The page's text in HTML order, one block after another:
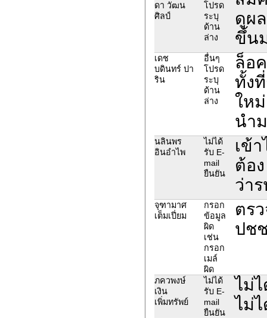
ดา วัฒน
ศิลป์
โปรด
ระบุ
ด้าน
ล่าง
ดูผ
ขึ้น
เดช
บดินทร์ ปา
ริน
อื่นๆ
โปรด
ระบุ
ด้าน
ล่าง
ล็อ
ทั้ง
ให
นำ
นลินพร
อินอำไพ
ไม่ได้
รับ E-
mail
ยืนยัน
เข้
ต้อ
ว่า
จุฑามาศ
เต็มเปี่ยม
กรอก
ข้อมูล
ผิด
เช่น
กรอก
เมล์
ผิด
ตร
ปช
ภควพงษ์
เงิน
เพิ่มทรัพย์
ไม่ได้
รับ E-
mail
ยืนยัน
ไม่
ไม่